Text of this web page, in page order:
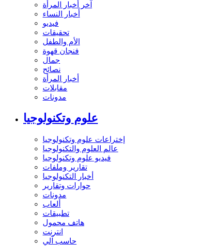
آخر أخبار المرأة
أخبار النساء
فيديو
تحقيقات
الأم والطفل
فنجان قهوة
جمال
نصائح
أخبار المرأة
مقابلات
مدونات
علوم وتكنولوجيا
إختراعات علوم وتكنولوجيا
عالم العلوم والتكنولوجيا
فيديو علوم وتكنولوجيا
تقارير وملفات
أخبار التكنولوجيا
حوارات وتقارير
مدونات
ألعاب
تطبيقات
هاتف محمول
انترنت
حاسب آلي